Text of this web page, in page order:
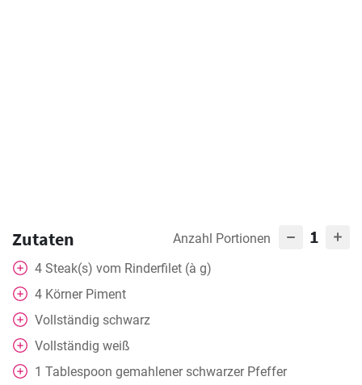
Zutaten Anzahl Portionen 1
4 Steak(s) vom Rinderfilet (à g)
4 Körner Piment
Vollständig schwarz
Vollständig weiß
1 Tablespoon gemahlener schwarzer Pfeffer